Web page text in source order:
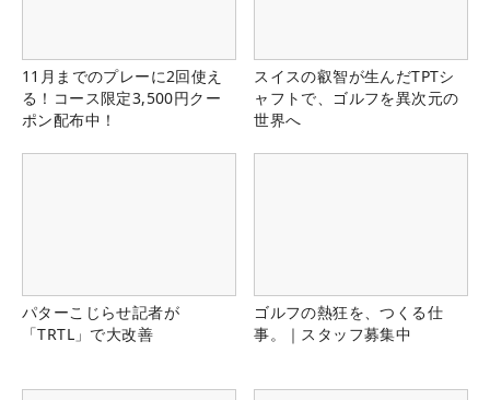
11月までのプレーに2回使え
る！コース限定3,500円クー
ポン配布中！
スイスの叡智が生んだTPTシ
ャフトで、ゴルフを異次元の
世界へ
パターこじらせ記者が
「TRTL」で大改善
ゴルフの熱狂を、つくる仕
事。｜スタッフ募集中